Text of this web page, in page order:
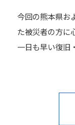
今回の熊本県お
た被災者の方に
一日も早い復旧